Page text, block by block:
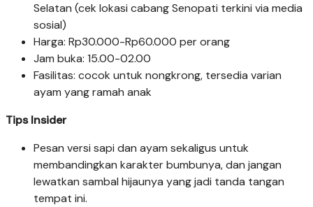
Selatan (cek lokasi cabang Senopati terkini via media
sosial)
Harga: Rp30.000-Rp60.000 per orang
Jam buka: 15.00-02.00
Fasilitas: cocok untuk nongkrong, tersedia varian
ayam yang ramah anak
Tips Insider
Pesan versi sapi dan ayam sekaligus untuk
membandingkan karakter bumbunya, dan jangan
lewatkan sambal hijaunya yang jadi tanda tangan
tempat ini.